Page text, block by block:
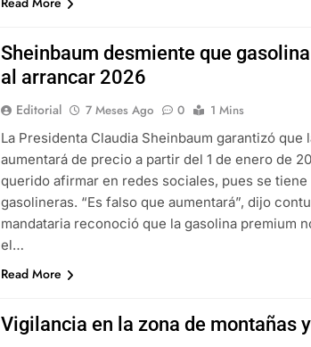
Sheinbaum desmiente que
al arrancar 2026
Editorial 7 Meses Ago 0
1 Mins
La Presidenta Claudia Sheinbaum garantizó que
aumentará de precio a partir del 1 de enero de
querido afirmar en redes sociales, pues se
gasolineras. “Es falso que aumentará”, dijo
mandataria reconoció que la gasolina premium
el…
Read More
Vigilancia en la zona de montañas